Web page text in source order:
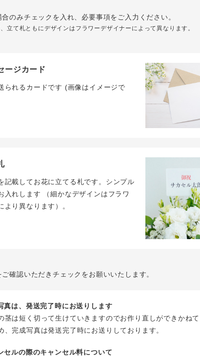
のみチェックを入れ、必要事項をご入力ください。
立て札ともにデザインはフラワーデザイナーによって異なります。
ージカード
られるカードです (画像はイメージで
記載してお花に立てる札です。シンプル
入れします （細かなデザインはフラワ
より異なります）。
確認いただきチェックをお願いいたします。
真は、発送完了時にお送りします
茎は短く切って生けていきますのでお作り直しができかね
、完成写真は発送完了時にお送りしております。
セルの際のキャンセル料について